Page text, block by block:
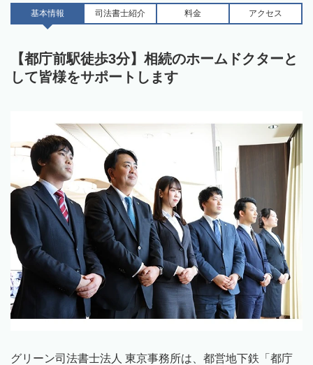
基本情報 司法書士紹介 料金 アクセス
【都庁前駅徒歩3分】相続のホームドクターと
して皆様をサポートします
グリーン司法書士法人 東京事務所は、都営地下鉄「都庁